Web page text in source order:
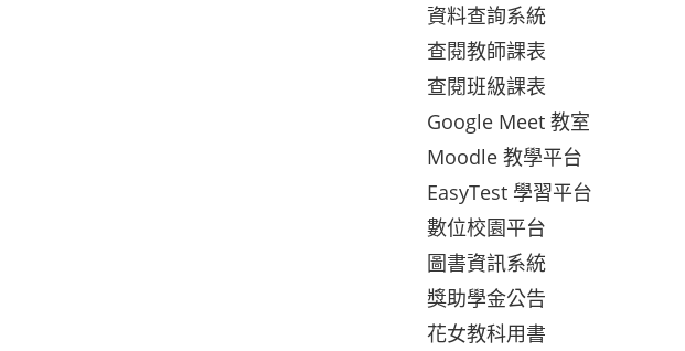
資料查詢系統
查閱教師課表
查閱班級課表
Google Meet 教室
Moodle 教學平台
EasyTest 學習平台
數位校園平台
圖書資訊系統
獎助學金公告
花女教科用書